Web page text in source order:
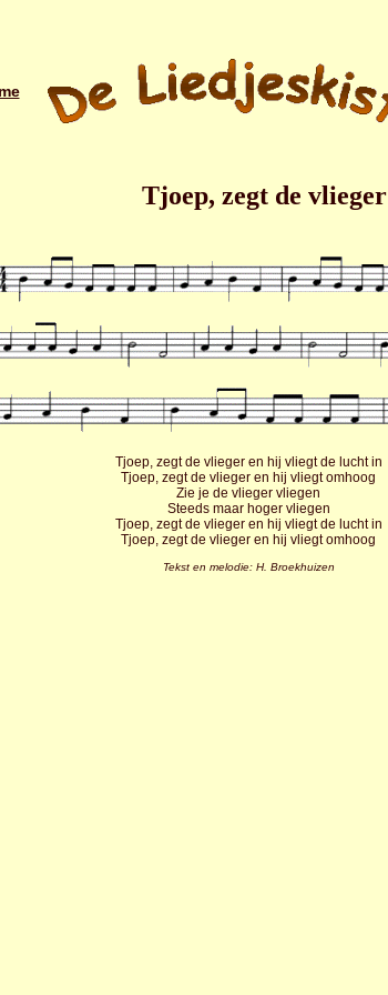
Tjoep, zegt de vlieger
Tjoep, zegt de vlieger en hij vliegt de lucht in
Tjoep, zegt de vlieger en hij vliegt omhoog
Zie je de vlieger vliegen
Steeds maar hoger vliegen
Tjoep, zegt de vlieger en hij vliegt de lucht in
Tjoep, zegt de vlieger en hij vliegt omhoog
Tekst en melodie: H. Broekhuizen